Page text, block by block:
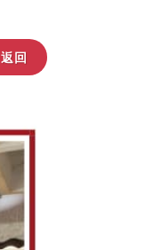
返回